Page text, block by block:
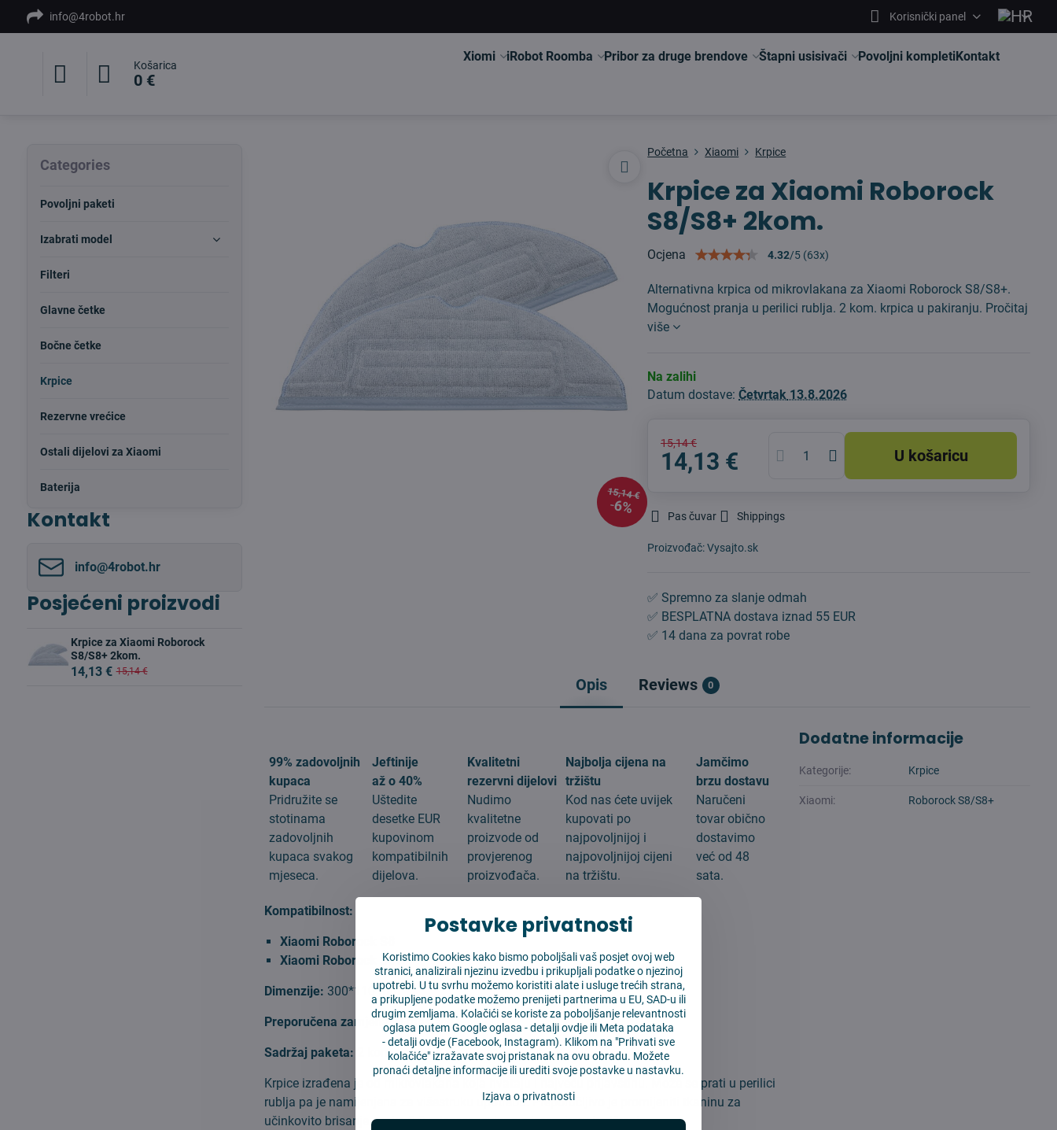
info@4robot.hr Korisnički panel
Košarica
0 €
Xiomi iRobot Roomba Pribor za druge brendove Štapni usisivači Povoljni kompletiKontakt
15,14 €
6%
Početna Xiaomi Krpice
Krpice za Xiaomi Roborock
S8/S8+ 2kom.
Ocjena 4.32/5 (63x)
Alternativna krpica od mikrovlakana za Xiaomi Roborock S8/S8+.
Mogućnost pranja u perilici rublja. 2 kom. krpica u pakiranju. Pročitaj
više
Na zalihi
Datum dostave:Četvrtak 13.8.2026
15,14 €
14,13 € U košaricu
Pas čuvar Shippings
Proizvođač:Vysajto.sk
✅ Spremno za slanje odmah
✅ BESPLATNA dostava iznad 55 EUR
✅ 14 dana za povrat robe
Opis Reviews 0
99% zadovoljnih
kupaca
Pridružite se
stotinama
zadovoljnih
kupaca svakog
mjeseca.
Jeftinije
až o 40%
Uštedite
desetke EUR
kupovinom
kompatibilnih
dijelova.
Kvalitetni
rezervni dijelovi
Nudimo
kvalitetne
proizvode od
provjerenog
proizvođača.
Najbolja cijena na
tržištu
Kod nas ćete uvijek
kupovati po
najpovoljnijoj i
najpovoljnijoj cijeni
na tržištu.
Jamčimo
brzu dostavu
Naručeni
tovar obično
dostavimo
već od 48
sata.
Kompatibilnost:
Xiaomi Roborock S8
Xiaomi Roborock S8+
Dimenzije: 300*110 mm
Preporučena zamjena:3 mesiace
Sadržaj paketa: 2 kom
Krpice izrađena je od mikrovlakana koja hvataju i najveću prljavštinu. Može se prati u perilici
rublja pa je namijenjena za višestruku upotrebu. Preporučljivo je promijeniti tkaninu za
učinkovito brisanje svaka 2-3 mjeseca, ovisno o intenzitetu korištenja.
Dodatne informacije
Kategorije: Krpice
Xiaomi: Roborock S8/S8+
Categories
Povoljni paketi
Izabrati model
Filteri
Glavne četke
Bočne četke
Krpice
Rezervne vrećice
Ostali dijelovi za Xiaomi
Baterija
Kontakt
info​@4robot​.hr
Posjećeni proizvodi
Krpice za Xiaomi Roborock
S8/S8+ 2kom.
14,13 € 15,14 €
Postavke privatnosti
Koristimo Cookies kako bismo poboljšali vaš posjet ovoj web
stranici, analizirali njezinu izvedbu i prikupljali podatke o njezinoj
upotrebi. U tu svrhu možemo koristiti alate i usluge trećih strana,
a prikupljene podatke možemo prenijeti partnerima u EU, SAD-u ili
drugim zemljama. Kolačići se koriste za poboljšanje relevantnosti
oglasa putem Google oglasa -detalji ovdje ili Meta podataka
-detalji ovdje (Facebook, Instagram). Klikom na "Prihvati sve
kolačiće" izražavate svoj pristanak na ovu obradu. Možete
pronaći detaljne informacije ili urediti svoje postavke u nastavku.
Izjava o privatnosti